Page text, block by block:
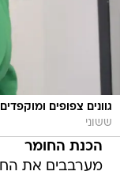
גוונים צפופים
ששוני
הכנת החומר
מערבבים את